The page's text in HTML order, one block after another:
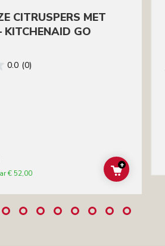
CITRUSPERS MET
KITCHENAID GO
0.0 (0)
€ 52,00 ADD TO
+